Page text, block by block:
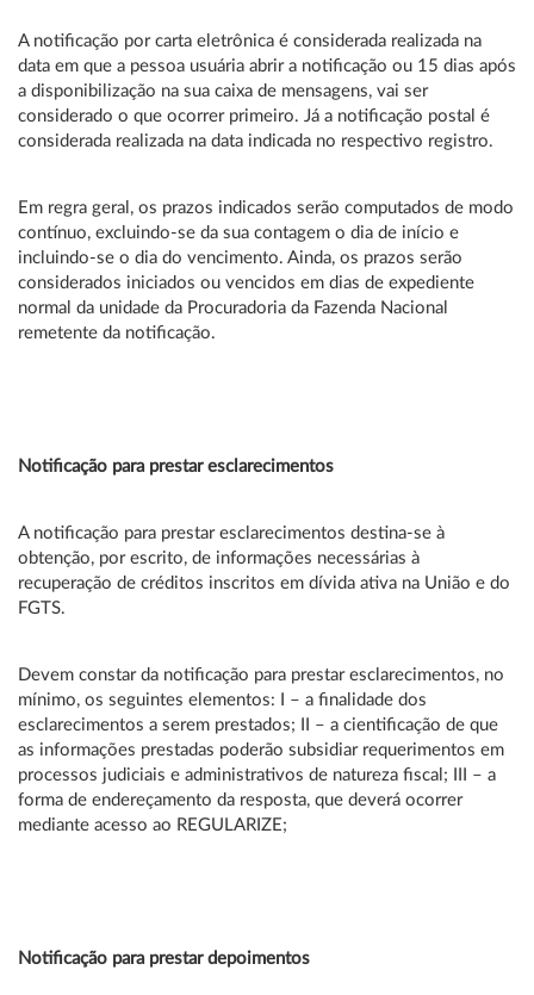
A notificação por carta eletrônica é considerada realizada na
data em que a pessoa usuária abrir a notificação ou 15 dias após
a disponibilização na sua caixa de mensagens, vai ser
considerado o que ocorrer primeiro. Já a notificação postal é
considerada realizada na data indicada no respectivo registro.
Em regra geral, os prazos indicados serão computados de modo
contínuo, excluindo-se da sua contagem o dia de início e
incluindo-se o dia do vencimento. Ainda, os prazos serão
considerados iniciados ou vencidos em dias de expediente
normal da unidade da Procuradoria da Fazenda Nacional
remetente da notificação.
Notificação para prestar esclarecimentos
A notificação para prestar esclarecimentos destina-se à
obtenção, por escrito, de informações necessárias à
recuperação de créditos inscritos em dívida ativa na União e do
FGTS.
Devem constar da notificação para prestar esclarecimentos, no
mínimo, os seguintes elementos: I – a finalidade dos
esclarecimentos a serem prestados; II – a cientificação de que
as informações prestadas poderão subsidiar requerimentos em
processos judiciais e administrativos de natureza fiscal; III – a
forma de endereçamento da resposta, que deverá ocorrer
mediante acesso ao REGULARIZE;
Notificação para prestar depoimentos